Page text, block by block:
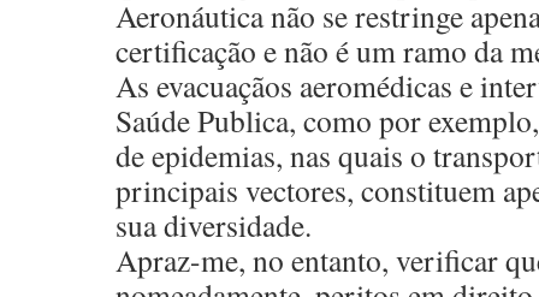
Aeronáutica não se restringe
certificação e não é um ramo da
As evacuaçãos aeromédicas e
Saúde Publica, como por
de epidemias, nas quais o
principais vectores, constituem
sua diversidade.
Apraz-me, no entanto, verificar